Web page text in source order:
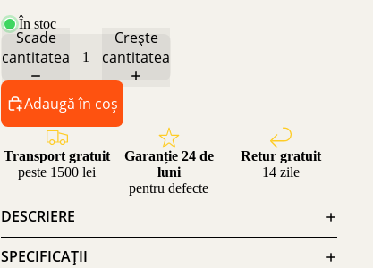
În stoc
Scade
cantitatea
Crește
cantitatea
Adaugă în coș
Transport gratuit
peste 1500 lei
Garanție 24 de
luni
pentru defecte
Retur gratuit
14 zile
DESCRIERE
SPECIFICAȚII